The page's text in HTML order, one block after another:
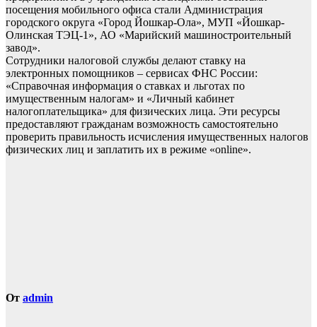
посещения мобильного офиса стали Администрация
городского округа «Город Йошкар-Ола», МУП «Йошкар-
Олинская ТЭЦ-1», АО «Марийский машиностроительный
завод».
Сотрудники налоговой службы делают ставку на
электронных помощников – сервисах ФНС России:
«Справочная информация о ставках и льготах по
имущественным налогам» и «Личный кабинет
налогоплательщика» для физических лица. Эти ресурсы
предоставляют гражданам возможность самостоятельно
проверить правильность исчисления имущественных налогов
физических лиц и заплатить их в режиме «online».
От admin